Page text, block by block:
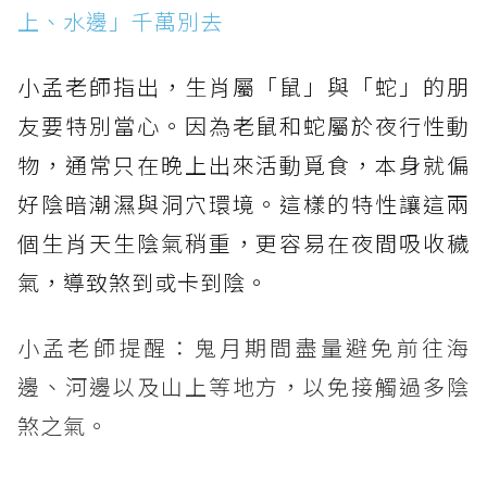
上、水邊」千萬別去
小孟老師指出，生肖屬「鼠」與「蛇」的朋
友要特別當心。因為老鼠和蛇屬於夜行性動
物，通常只在晚上出來活動覓食，本身就偏
好陰暗潮濕與洞穴環境。這樣的特性讓這兩
個生肖天生陰氣稍重，更容易在夜間吸收穢
氣，導致煞到或卡到陰。
小孟老師提醒：鬼月期間盡量避免前往海
邊、河邊以及山上等地方，以免接觸過多陰
煞之氣。